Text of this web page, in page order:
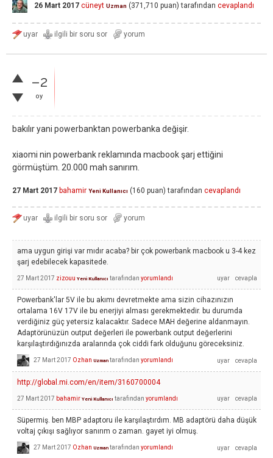
26 Mart 2017 cüneyt Uzman (371,710 puan) tarafından cevaplandı
–2
oy
bakılır yani powerbanktan powerbanka değişir.
xiaomi nin powerbank reklamında macbook şarj ettiğini
görmüştüm. 20.000 mah sanırım.
27 Mart 2017 bahamir Yeni Kullanıcı (160 puan) tarafından cevaplandı
ama uygun girişi var mıdır acaba? bir çok powerbank macbook u 3-4 kez
şarj edebilecek kapasitede.
27 Mart 2017 zizouu Yeni Kullanıcı tarafından yorumlandı
Powerbank'lar 5V ile bu akımı devretmekte ama sizin cihazınızın
ortalama 16V 17V ile bu enerjiyi alması gerekmektedir. bu durumda
verdiğiniz güç yetersiz kalacaktır. Sadece MAH değerine aldanmayın.
Adaptörünüzün output değerleri ile powerbank output değerlerini
karşılaştırdığınızda aralarında çok ciddi fark olduğunu göreceksiniz.
27 Mart 2017 Ozhan Uzman tarafından yorumlandı
http://global.mi.com/en/item/3160700004
27 Mart 2017 bahamir Yeni Kullanıcı tarafından yorumlandı
Süpermiş. ben MBP adaptoru ile karşılaştırdım. MB adaptörü daha düşük
voltaj çıkışı sağlıyor sanırım o zaman. gayet iyi olmuş.
27 Mart 2017 Ozhan Uzman tarafından yorumlandı